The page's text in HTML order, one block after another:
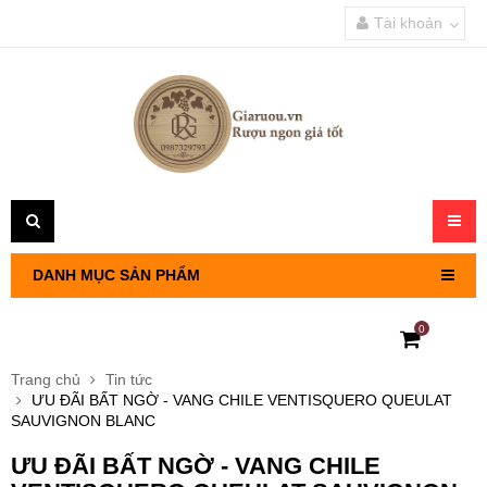
Tài khoản
DANH MỤC SẢN PHẨM
RƯỢU VANG CHILE
RƯỢU VANG Ý
0
Trang chủ
Tin tức
ƯU ĐÃI BẤT NGỜ - VANG CHILE VENTISQUERO QUEULAT
SAUVIGNON BLANC
ƯU ĐÃI BẤT NGỜ - VANG CHILE